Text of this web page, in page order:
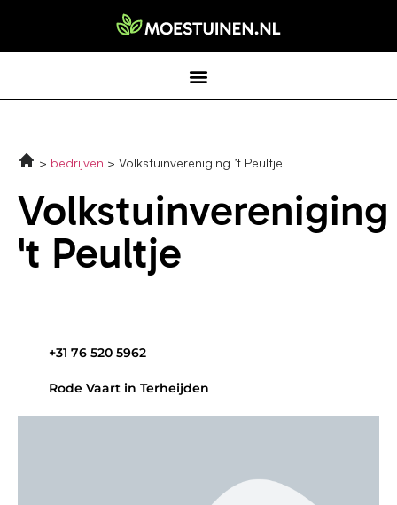
bedrijven Volkstuinvereniging ’t Peultje
Volkstuinvereniging
't Peultje
+31 76 520 5962
Rode Vaart in Terheijden